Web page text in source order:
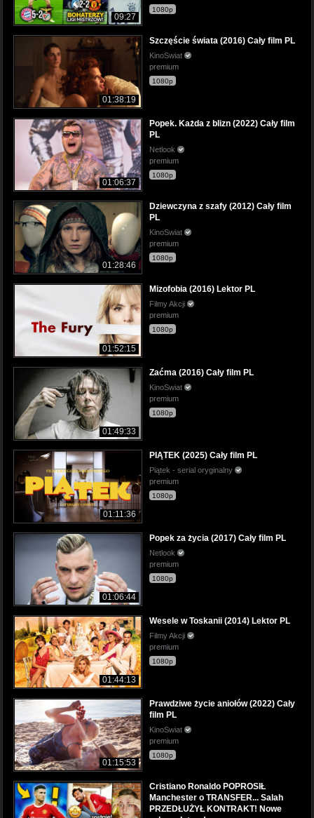
09:27
1080p
01:38:19
Szczęście świata (2016) Cały film PL
KinoSwiat
premium
1080p
01:06:37
Popek. Każda z blizn (2022) Cały film
PL
Netlook
premium
1080p
01:28:46
Dziewczyna z szafy (2012) Cały film
PL
KinoSwiat
premium
1080p
01:52:15
Mizofobia (2016) Lektor PL
Filmy Akcji
premium
1080p
01:49:33
Zaćma (2016) Cały film PL
KinoSwiat
premium
1080p
01:11:36
PIĄTEK (2025) Cały film PL
Piątek - serial oryginalny
premium
1080p
01:06:44
Popek za życia (2017) Cały film PL
Netlook
premium
1080p
01:44:13
Wesele w Toskanii (2014) Lektor PL
Filmy Akcji
premium
1080p
01:15:53
Prawdziwe życie aniołów (2022) Cały
film PL
KinoSwiat
premium
1080p
Cristiano Ronaldo POPROSIŁ
Manchester o TRANSFER... Salah
PRZEDŁUŻYŁ KONTRAKT! Nowe